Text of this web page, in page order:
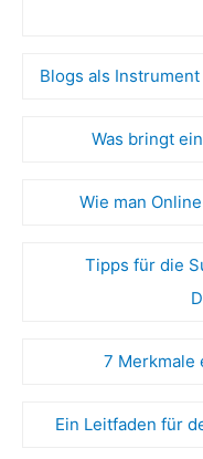
Blogs als
Was bringt
Wie man
Tipps für die
7 Merkmale
Ein Leitfaden für